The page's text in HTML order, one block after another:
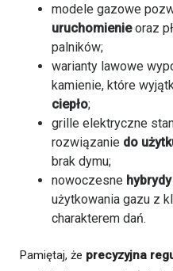
modele gazowe
uruchomienieoraz
palników;
warianty lawowe
kamienie, które
ciepło;
grille elektryczne
rozwiązanie do
brak dymu;
nowoczesne hybrydy
użytkowania gazu z
charakterem dań.
Pamiętaj, że precyzyjna